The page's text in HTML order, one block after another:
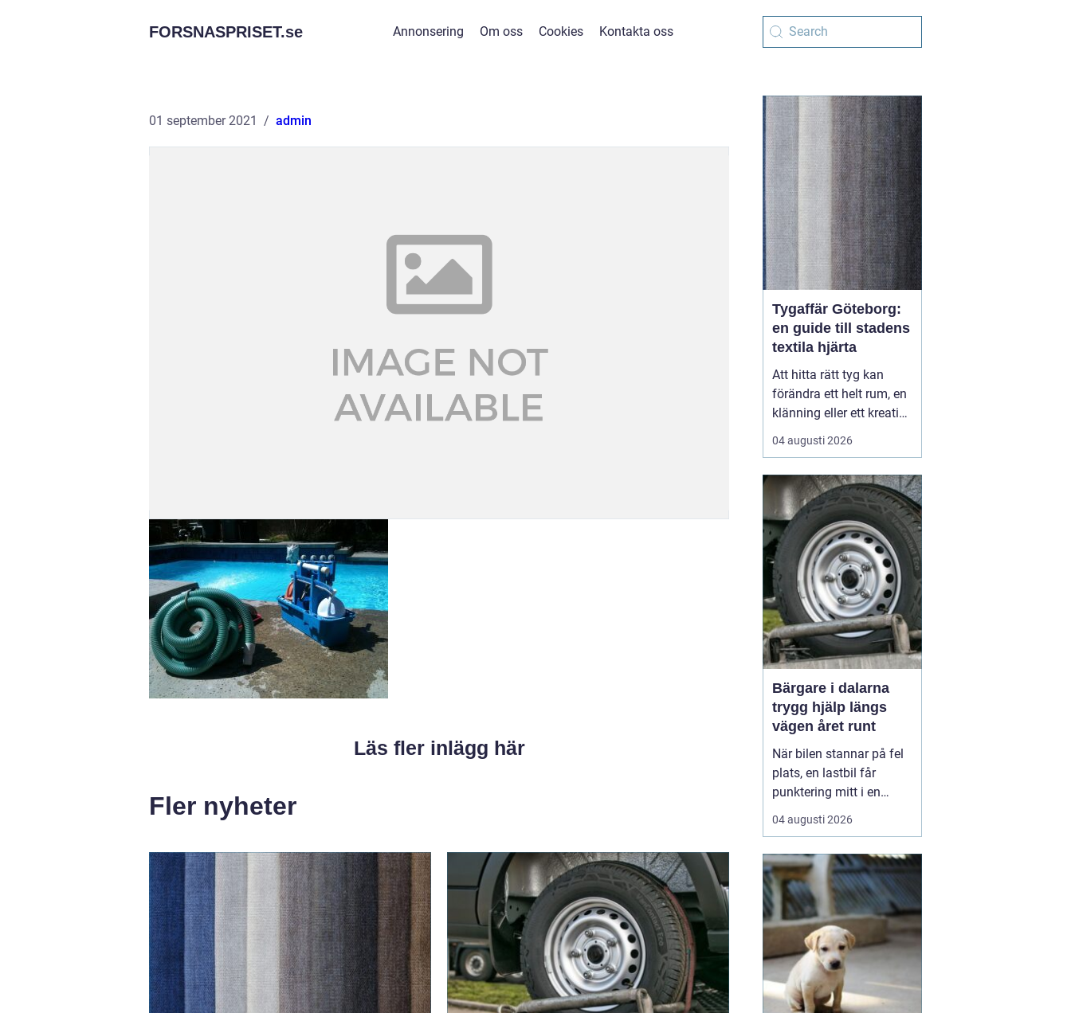
FORSNASPRISET.se Annonsering Om oss Cookies Kontakta oss
01 september 2021 admin
Läs fler inlägg här
Fler nyheter
Tygaffär Göteborg:
en guide till stadens
textila hjärta
Att hitta rätt tyg kan
förändra ett helt rum, en
klänning eller ett kreativt
projekt. I en stad som
Göteborg, med starka
hantverk och design,
spelar tygaffärerna en
viktig roll. De samlar
kuns...
04 augusti 2026
Bärgare i dalarna
trygg hjälp längs
vägen året runt
När bilen stannar på fel
plats, en lastbil får
punktering mitt i en
uppförsbacke eller
husbilen vägrar starta
behovet av snabb och
trygg vägassistans akut.
En bärgare i Dalarna är
då mer än bara en
transport det handlar om
säkerh...
04 augusti 2026